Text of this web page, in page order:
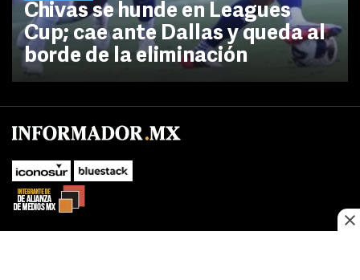
Chivas se hunde en Leagues
Cup; cae ante Dallas y queda al
borde de la eliminación